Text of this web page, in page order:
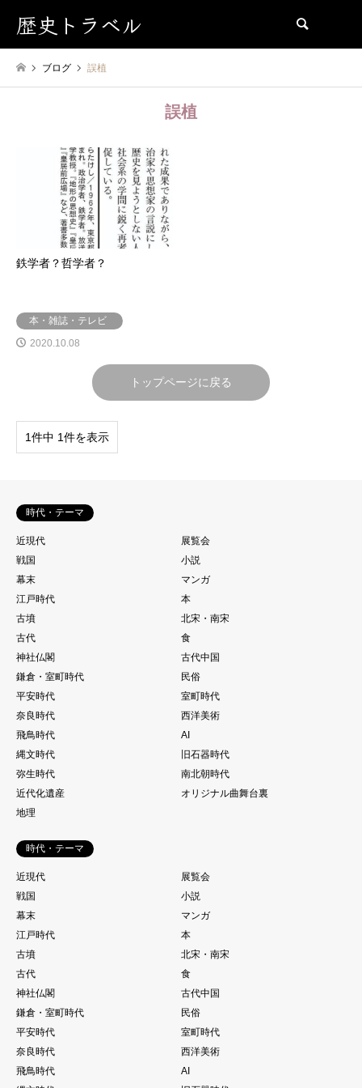
歴史トラベル
ブログ 誤植
誤植
鉄学者？哲学者？
本・雑誌・テレビ
2020.10.08
トップページに戻る
1件中 1件を表示
時代・テーマ
近現代
展覧会
戦国
小説
幕末
マンガ
江戸時代
本
古墳
北宋・南宋
古代
食
神社仏閣
古代中国
鎌倉・室町時代
民俗
平安時代
室町時代
奈良時代
西洋美術
飛鳥時代
AI
縄文時代
旧石器時代
弥生時代
南北朝時代
近代化遺産
オリジナル曲舞台裏
地理
時代・テーマ
近現代
展覧会
戦国
小説
幕末
マンガ
江戸時代
本
古墳
北宋・南宋
古代
食
神社仏閣
古代中国
鎌倉・室町時代
民俗
平安時代
室町時代
奈良時代
西洋美術
飛鳥時代
AI